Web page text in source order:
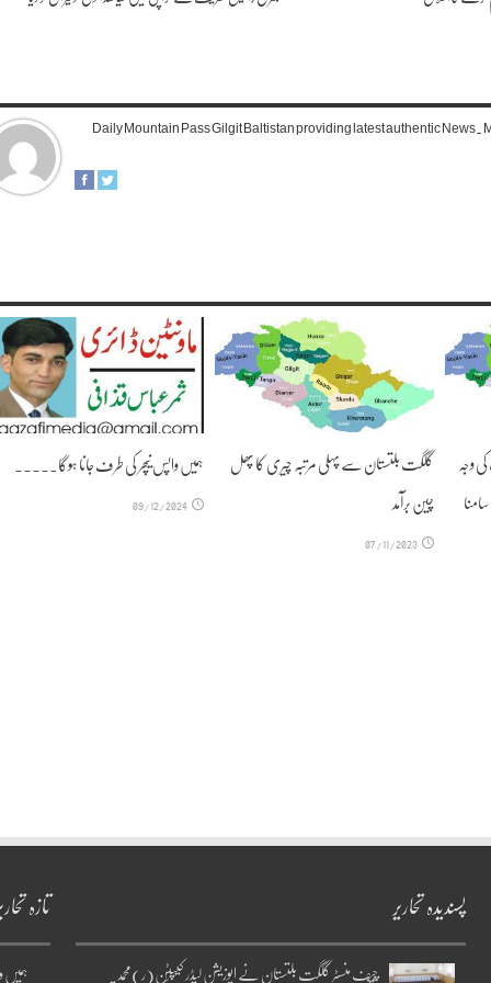
Daily Mountain Pass Gilgit Baltistan providing latest authentic
ہمیں واپس نیچر کی طرف جانا ہوگا۔۔۔۔۔
09/12/2024
گلگت بلتستان سے پہلی مرتبہ چیری کا پھل
چین برآمد
07/11/2023
وجہ
پسندیدہ تحاریر
چیف منسٹر گلگت بلتستان نے اپوزیشن لیڈر کیپٹن(ر)محمد
تازہ